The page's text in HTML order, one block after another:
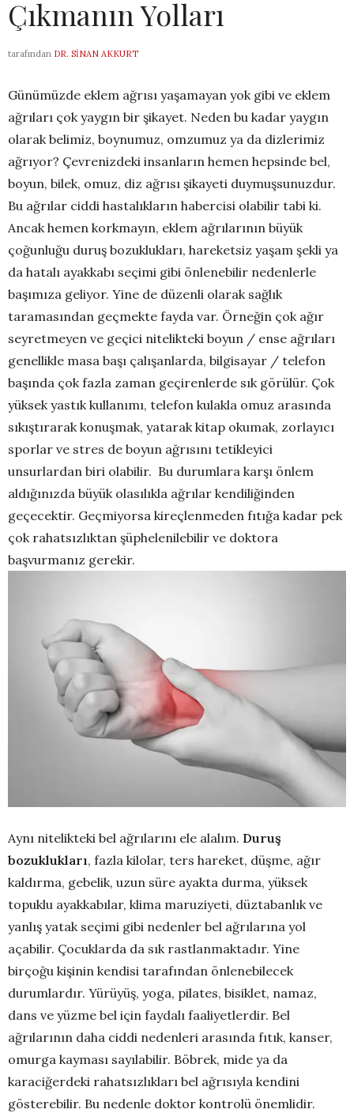
Çıkmanın Yolları
tarafından DR. SINAN AKKURT
Günümüzde eklem ağrısı yaşamayan yok gibi ve eklem
ağrıları çok yaygın bir şikayet. Neden bu kadar yaygın
olarak belimiz, boynumuz, omzumuz ya da dizlerimiz
ağrıyor? Çevrenizdeki insanların hemen hepsinde bel,
boyun, bilek, omuz, diz ağrısı şikayeti duymuşsunuzdur.
Bu ağrılar ciddi hastalıkların habercisi olabilir tabi ki.
Ancak hemen korkmayın, eklem ağrılarının büyük
çoğunluğu duruş bozuklukları, hareketsiz yaşam şekli ya
da hatalı ayakkabı seçimi gibi önlenebilir nedenlerle
başımıza geliyor. Yine de düzenli olarak sağlık
taramasından geçmekte fayda var. Örneğin çok ağır
seyretmeyen ve geçici nitelikteki boyun / ense ağrıları
genellikle masa başı çalışanlarda, bilgisayar / telefon
başında çok fazla zaman geçirenlerde sık görülür. Çok
yüksek yastık kullanımı, telefon kulakla omuz arasında
sıkıştırarak konuşmak, yatarak kitap okumak, zorlayıcı
sporlar ve stres de boyun ağrısını tetikleyici
unsurlardan biri olabilir. Bu durumlara karşı önlem
aldığınızda büyük olasılıkla ağrılar kendiliğinden
geçecektir. Geçmiyorsa kireçlenmeden fıtığa kadar pek
çok rahatsızlıktan şüphelenilebilir ve doktora
başvurmanız gerekir.
Aynı nitelikteki bel ağrılarını ele alalım. Duruş
bozuklukları, fazla kilolar, ters hareket, düşme, ağır
kaldırma, gebelik, uzun süre ayakta durma, yüksek
topuklu ayakkabılar, klima maruziyeti, düztabanlık ve
yanlış yatak seçimi gibi nedenler bel ağrılarına yol
açabilir. Çocuklarda da sık rastlanmaktadır. Yine
birçoğu kişinin kendisi tarafından önlenebilecek
durumlardır. Yürüyüş, yoga, pilates, bisiklet, namaz,
dans ve yüzme bel için faydalı faaliyetlerdir. Bel
ağrılarının daha ciddi nedenleri arasında fıtık, kanser,
omurga kayması sayılabilir. Böbrek, mide ya da
karaciğerdeki rahatsızlıkları bel ağrısıyla kendini
gösterebilir. Bu nedenle doktor kontrolü önemlidir.